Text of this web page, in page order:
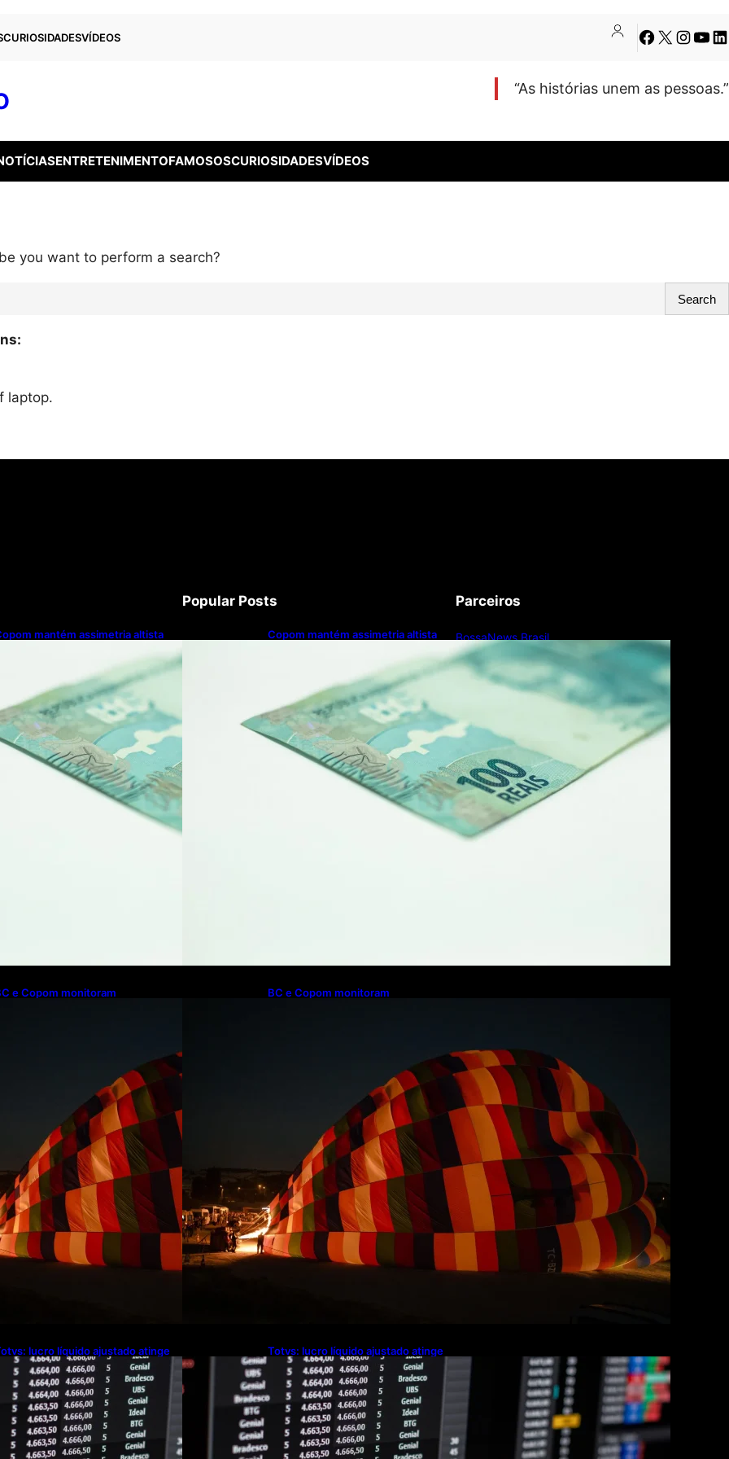
CURIOSIDADESVÍDEOS Facebook
X
“As histórias unem as pessoas.”
ENTRETENIMENTOFAMOSOSCURIOSIDADESVÍDEOS
you want to perform a search?
Search
laptop.
mantém assimetria altista
e Copom monitoram
lucro líquido ajustado atinge
240,6 milhões no 2º trimestre,
de 5,9%
Popular Posts
Copom mantém assimetria altista
BC e Copom monitoram
Totvs: lucro líquido ajustado atinge
R$ 240,6 milhões no 2º trimestre,
alta de 5,9%
Parceiros
BossaNews Brasil
Pardal Tech
Microsoft